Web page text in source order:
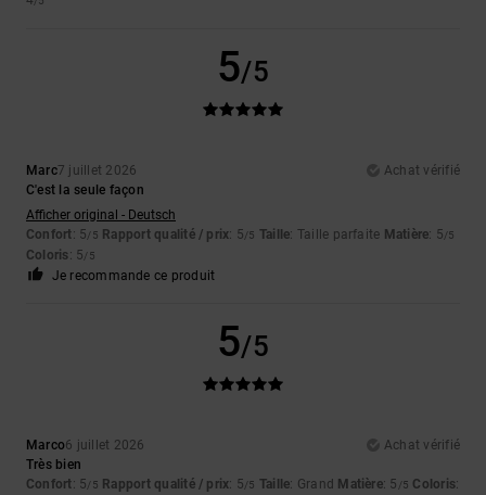
5/5
Marc7 juillet 2026
Achat vérifié
C'est la seule façon
Afficher original - Deutsch
Confort: 5/5 Rapport qualité / prix: 5/5 Taille: Taille parfaite Matière: 5/5
Coloris: 5/5
Je recommande ce produit
5/5
Marco6 juillet 2026
Achat vérifié
Très bien
Confort: 5/5 Rapport qualité / prix: 5/5 Taille: Grand Matière: 5 /5 Coloris: